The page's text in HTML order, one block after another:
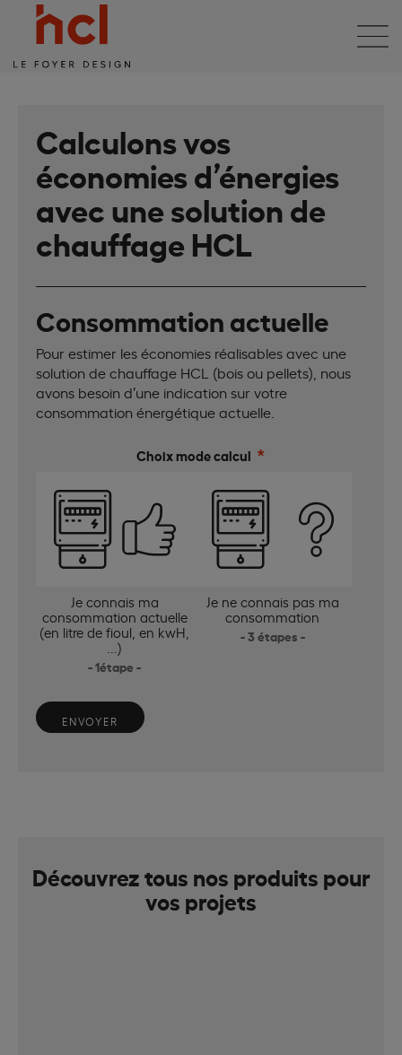
Calculons vos
économies d’énergies
avec une solution de
chauffage HCL
Consommation actuelle
Pour estimer les économies réalisables avec une
solution de chauffage HCL (bois ou pellets), nous
avons besoin d’une indication sur votre
consommation énergétique actuelle.
Choix mode calcul *
Je connais ma
consommation actuelle
(en litre de fioul, en kwH,
...)
- 1étape -
Je ne connais pas ma
consommation
- 3 étapes -
ENVOYER
Découvrez tous nos produits pour
vos projets